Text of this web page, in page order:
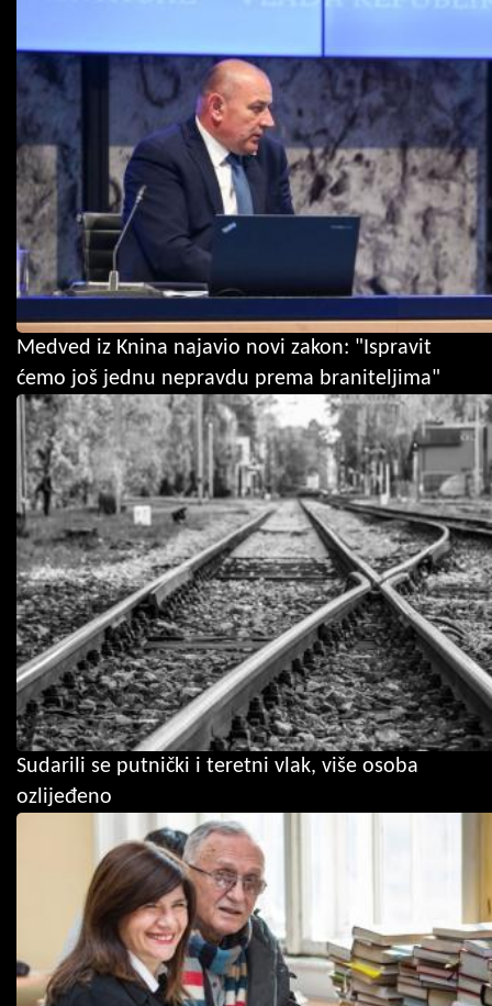
Medved iz Knina najavio novi zakon: "Ispravit
ćemo još jednu nepravdu prema braniteljima"
Sudarili se putnički i teretni vlak, više osoba
ozlijeđeno